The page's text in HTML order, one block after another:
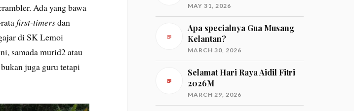
Ada yang bawa
first-timersdan
di SK Lemoi
samada murid2 atau
juga guru tetapi
MAY 31, 2026
Apa specialnya Gua Musang
Kelantan?
MARCH 30, 2026
Selamat Hari Raya Aidil Fitri
2026M
MARCH 29, 2026